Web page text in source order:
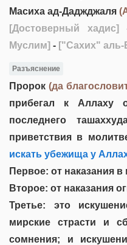
Масиха ад-Даджджаля
[Достоверный хадис]
Муслим] - ["Сахих" аль-
Разъяснение
Пророк (да
прибегал к Аллаху
последнего
приветствия в
искать убежища у
Первое: от наказания в
Второе: от наказания
Третье: это
мирские страсти и
сомнения; и